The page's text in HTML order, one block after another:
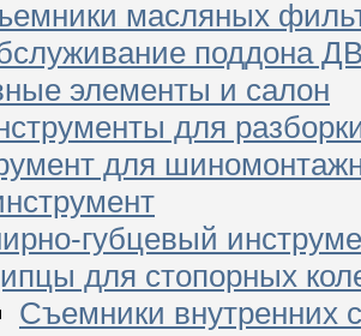
масляных
поддона
элементы и салон
для
для
губцевый
для стопорных
Съемники внутренних